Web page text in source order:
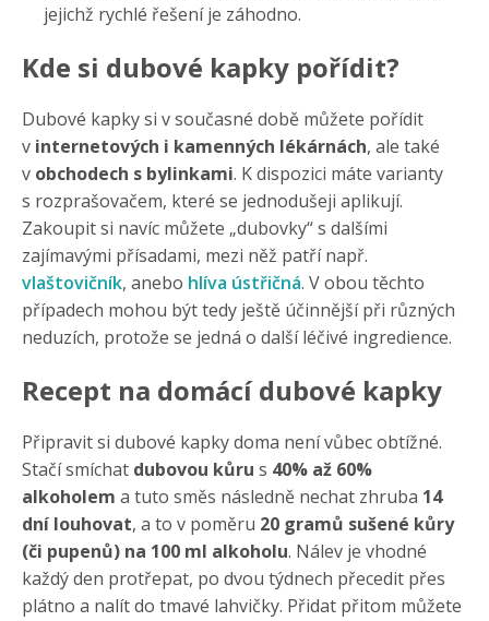
jejichž rychlé řešení je záhodno.
Kde si dubové kapky pořídit?
Dubové kapky si v současné době můžete pořídit
v internetových i kamenných lékárnách, ale také
v obchodech s bylinkami. K dispozici máte varianty
s rozprašovačem, které se jednodušeji aplikují.
Zakoupit si navíc můžete „dubovky“ s dalšími
zajímavými přísadami, mezi něž patří např.
vlaštovičník, anebo hlíva ústřičná. V obou těchto
případech mohou být tedy ještě účinnější při různých
neduzích, protože se jedná o další léčivé ingredience.
Recept na domácí dubové kapky
Připravit si dubové kapky doma není vůbec obtížné.
Stačí smíchat dubovou kůru s 40% až 60%
alkoholem a tuto směs následně nechat zhruba 14
dní louhovat, a to v poměru 20 gramů sušené kůry
(či pupenů) na 100 ml alkoholu. Nálev je vhodné
každý den protřepat, po dvou týdnech přecedit přes
plátno a nalít do tmavé lahvičky. Přidat přitom můžete